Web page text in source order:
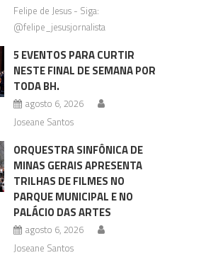
Felipe de Jesus - Siga:
@felipe_jesusjornalista
5 EVENTOS PARA CURTIR
NESTE FINAL DE SEMANA POR
TODA BH.
agosto 6, 2026
Joseane Santos
ORQUESTRA SINFÔNICA DE
MINAS GERAIS APRESENTA
TRILHAS DE FILMES NO
PARQUE MUNICIPAL E NO
PALÁCIO DAS ARTES
agosto 6, 2026
Joseane Santos